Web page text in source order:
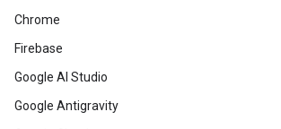
Chrome
Firebase
Google AI Studio
Google Antigravity